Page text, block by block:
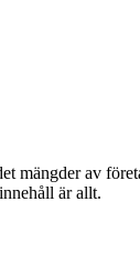
mängder av
är allt.